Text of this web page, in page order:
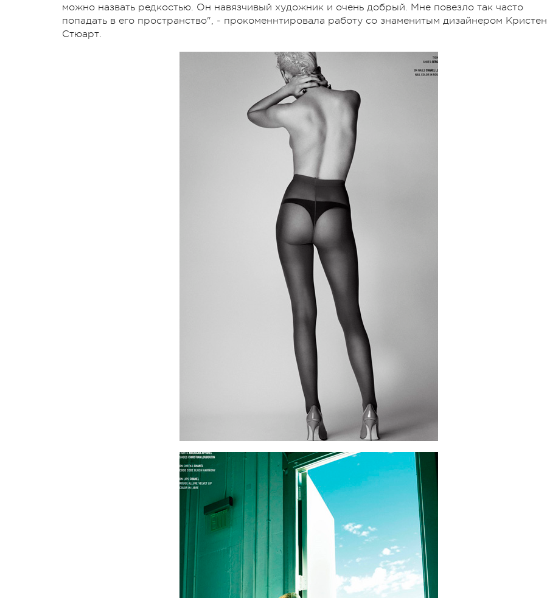
можно назвать редкостью. Он навязчивый художник и очень добрый. Мне повезло так часто
попадать в его пространство", - прокоменнтировала работу со знаменитым дизайнером Кристен
Стюарт.